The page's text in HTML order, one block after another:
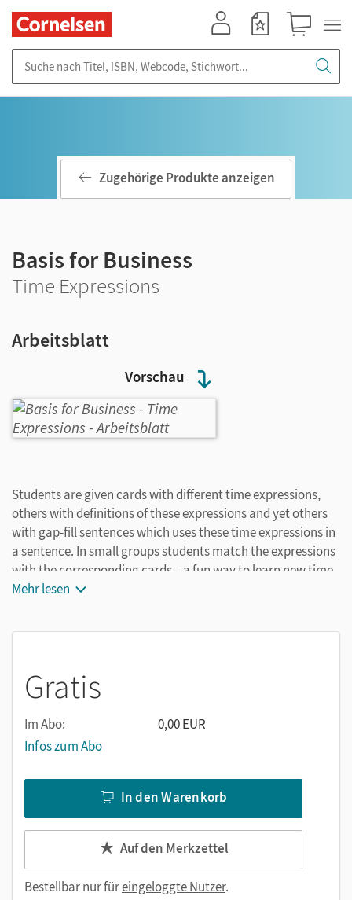
Vorschau
Zugehörige Produkte anzeigen
Basis for Business
Time Expressions
Arbeitsblatt
Students are given cards with different time expressions,
others with definitions of these expressions and yet others
with gap-fill sentences which uses these time expressions in
a sentence. In small groups students match the expressions
with the corresponding cards – a fun way to learn new time
expressions.
Mehr lesen
Gratis
Im Abo:
0,00 EUR
Infos zum Abo
In den Warenkorb
Auf den Merkzettel
Bestellbar nur füreingeloggte Nutzer.